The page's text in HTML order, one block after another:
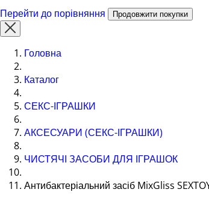
Перейти до порівняння Продовжити покупки
Головна
Каталог
СЕКС-ІГРАШКИ
АКСЕСУАРИ (СЕКС-ІГРАШКИ)
ЧИСТЯЧІ ЗАСОБИ ДЛЯ ІГРАШОК
Антибактеріальний засіб MixGliss